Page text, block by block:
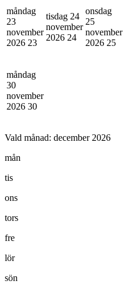
måndag
23
november
2026 23
tisdag 24
november
2026 24
onsdag
25
november
2026 25
måndag
30
november
2026 30
Vald månad: december 2026
mån
tis
ons
tors
fre
lör
sön